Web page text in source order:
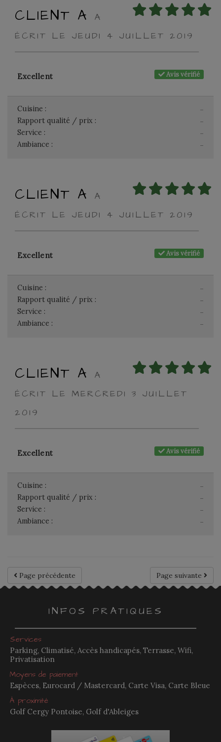
CLIENT A
A
ÉCRIT LE JEUDI 4 JUILLET 2019
Avis vérifié
Excellent
-
Cuisine :
-
Rapport qualité / prix :
-
Service :
-
Ambiance :
CLIENT A
A
ÉCRIT LE JEUDI 4 JUILLET 2019
Avis vérifié
Excellent
-
Cuisine :
-
Rapport qualité / prix :
-
Service :
-
Ambiance :
CLIENT A
A
ÉCRIT LE MERCREDI 3 JUILLET
2019
Avis vérifié
Excellent
-
Cuisine :
-
Rapport qualité / prix :
-
Service :
-
Ambiance :
Page suivante
Page précédente
INFOS PRATIQUES
Services
Parking, Climatisé, Accès handicapés, Terrasse, Wifi,
Privatisation
Moyens de paiement
Espèces, Eurocard / Mastercard, Carte Visa, Carte Bleue
À proximité
Golf Cergy Pontoise, Golf d'Ableiges